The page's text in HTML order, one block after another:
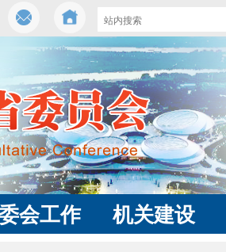
会工作 机关建设